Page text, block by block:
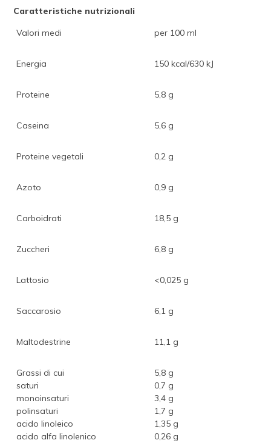
Caratteristiche nutrizionali
Valori medi
per 100 ml
Energia 150 kcal/630 kJ
Proteine 5,8 g
Caseina 5,6 g
Proteine vegetali 0,2 g
Azoto 0,9 g
Carboidrati 18,5 g
Zuccheri 6,8 g
Lattosio <0,025 g
Saccarosio 6,1 g
Maltodestrine 11,1 g
Grassi di cui
saturi
monoinsaturi
polinsaturi
acido linoleico
acido alfa linolenico
5,8 g
0,7 g
3,4 g
1,7 g
1,35 g
0,26 g